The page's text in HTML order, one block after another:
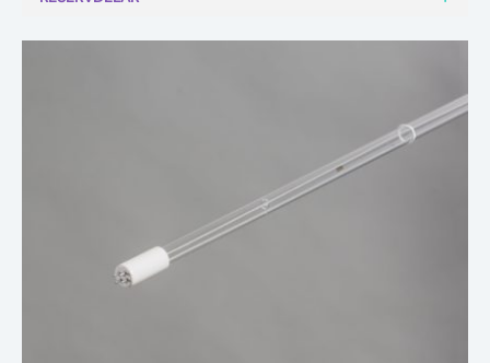
Service
Underhållstips